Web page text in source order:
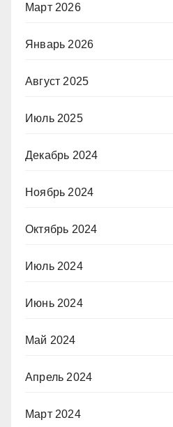
Март 2026
Январь 2026
Август 2025
Июль 2025
Декабрь 2024
Ноябрь 2024
Октябрь 2024
Июль 2024
Июнь 2024
Май 2024
Апрель 2024
Март 2024